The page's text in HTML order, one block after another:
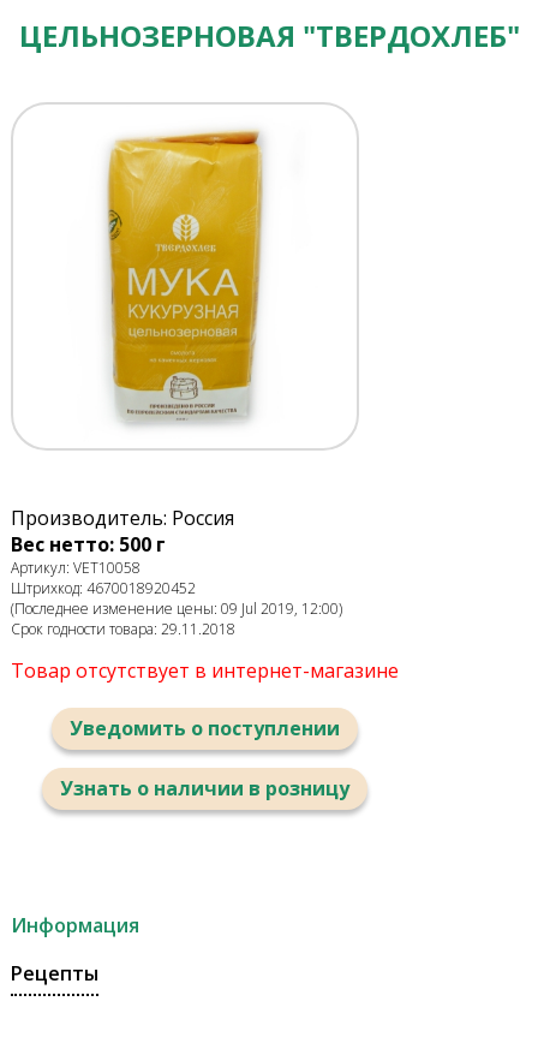
ЦЕЛЬНОЗЕРНОВАЯ "ТВЕРДОХЛЕБ"
Производитель: Россия
Вес нетто: 500 г
Артикул: VET10058
Штрихкод: 4670018920452
(Последнее изменение цены: 09 Jul 2019, 12:00)
Срок годности товара: 29.11.2018
Товар отсутствует в интернет-магазине
Уведомить о поступлении
Узнать о наличии в розницу
Информация
Рецепты